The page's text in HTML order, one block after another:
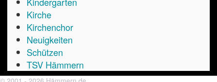
Kirche
Kirchenchor
Neuigkeiten
Schützen
TSV Hämmern